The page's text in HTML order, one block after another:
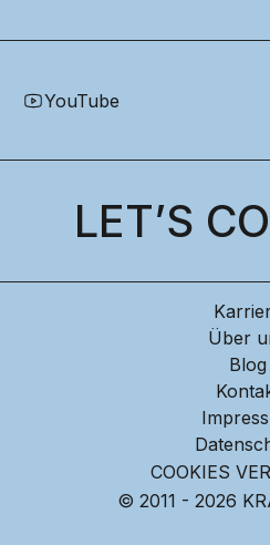
YouTube
LET’S
Über
Blog
COOKIES
© 2011 - 2026